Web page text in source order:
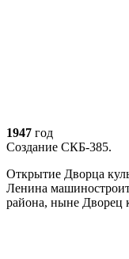
1947 год
Создание СКБ-385.
Открытие Дворца
Ленина
района, ныне Дворец